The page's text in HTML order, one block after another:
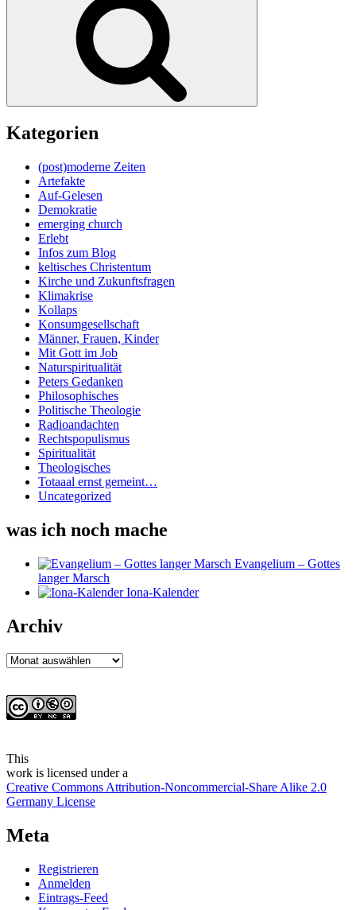
Kategorien
(post)moderne Zeiten
Artefakte
Auf-Gelesen
Demokratie
emerging church
Erlebt
Infos zum Blog
keltisches Christentum
Kirche und Zukunftsfragen
Klimakrise
Kollaps
Konsumgesellschaft
Männer, Frauen, Kinder
Mit Gott im Job
Naturspiritualität
Peters Gedanken
Philosophisches
Politische Theologie
Radioandachten
Rechtspopulismus
Spiritualität
Theologisches
Totaaal ernst gemeint…
Uncategorized
was ich noch mache
Evangelium – Gottes
langer Marsch
Iona-Kalender
Archiv
Archiv
This
work is licensed under a
Creative Commons Attribution-Noncommercial-Share Alike 2.0
Germany License
Meta
Registrieren
Anmelden
Eintrags-Feed